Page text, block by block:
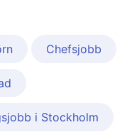
Chefsjobb
i Stockholm